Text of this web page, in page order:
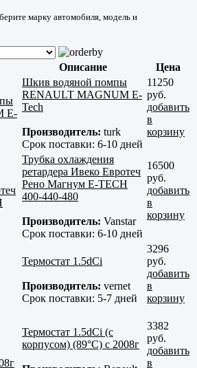
марку автомобиля, модель и
Описание
Цена
Шкив водяной помпы
RENAULT MAGNUM E-
Tech
Производитель: turk
Срок поставки: 6-10 дней
11250
руб.
добавить
в
корзину
Трубка охлаждения
ретардера Ивеко Евротеч
Рено Магнум E-TECH
400-440-480
Производитель: Vanstar
Срок поставки: 6-10 дней
16500
руб.
добавить
в
корзину
Термостат 1.5dCi
Производитель: vernet
Срок поставки: 5-7 дней
3296
руб.
добавить
в
корзину
Термостат 1.5dCi (с
корпусом) (89°C) c 2008г
3382
руб.
добавить
в